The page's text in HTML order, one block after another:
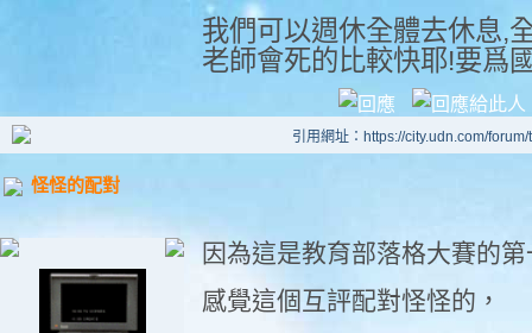
我們可以週休全體去休息,
老師會死的比較快耶!要爲
引用網址：https://city.udn.com/
怪怪的配對
因為這是教育部落格大賽的
感覺這個互評配對怪怪的，